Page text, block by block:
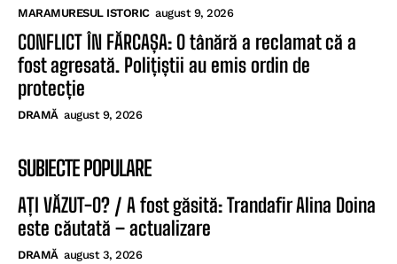
MARAMURESUL ISTORIC august 9, 2026
CONFLICT ÎN FĂRCAȘA: O tânără a reclamat că a
fost agresată. Polițiștii au emis ordin de
protecție
DRAMĂ august 9, 2026
SUBIECTE POPULARE
AȚI VĂZUT-O? / A fost găsită: Trandafir Alina Doina
este căutată – actualizare
DRAMĂ august 3, 2026